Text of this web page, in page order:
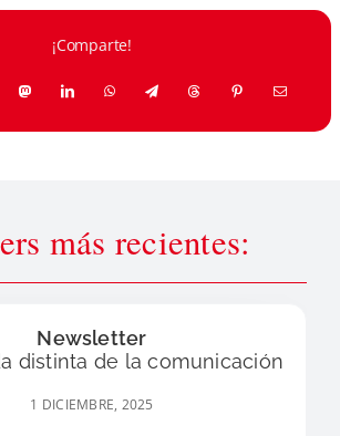
¡Comparte!
más recientes:
Newsletter
distinta de la comunicación
1 DICIEMBRE, 2025